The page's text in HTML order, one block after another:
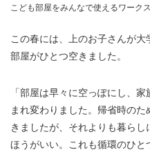
こども部屋をみんなで使えるワーク
この春には、上のお子さんが
部屋がひとつ空きました。
「部屋は早々に空っぽにし、
まれ変わりました。帰省時の
きましたが、それよりも暮ら
ほうがいい。これも循環のひと